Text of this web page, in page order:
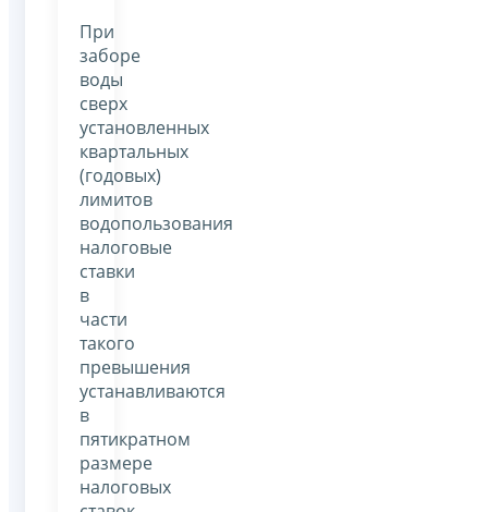
При
заборе
воды
сверх
установленных
квартальных
(годовых)
лимитов
водопользования
налоговые
ставки
в
части
такого
превышения
устанавливаются
в
пятикратном
размере
налоговых